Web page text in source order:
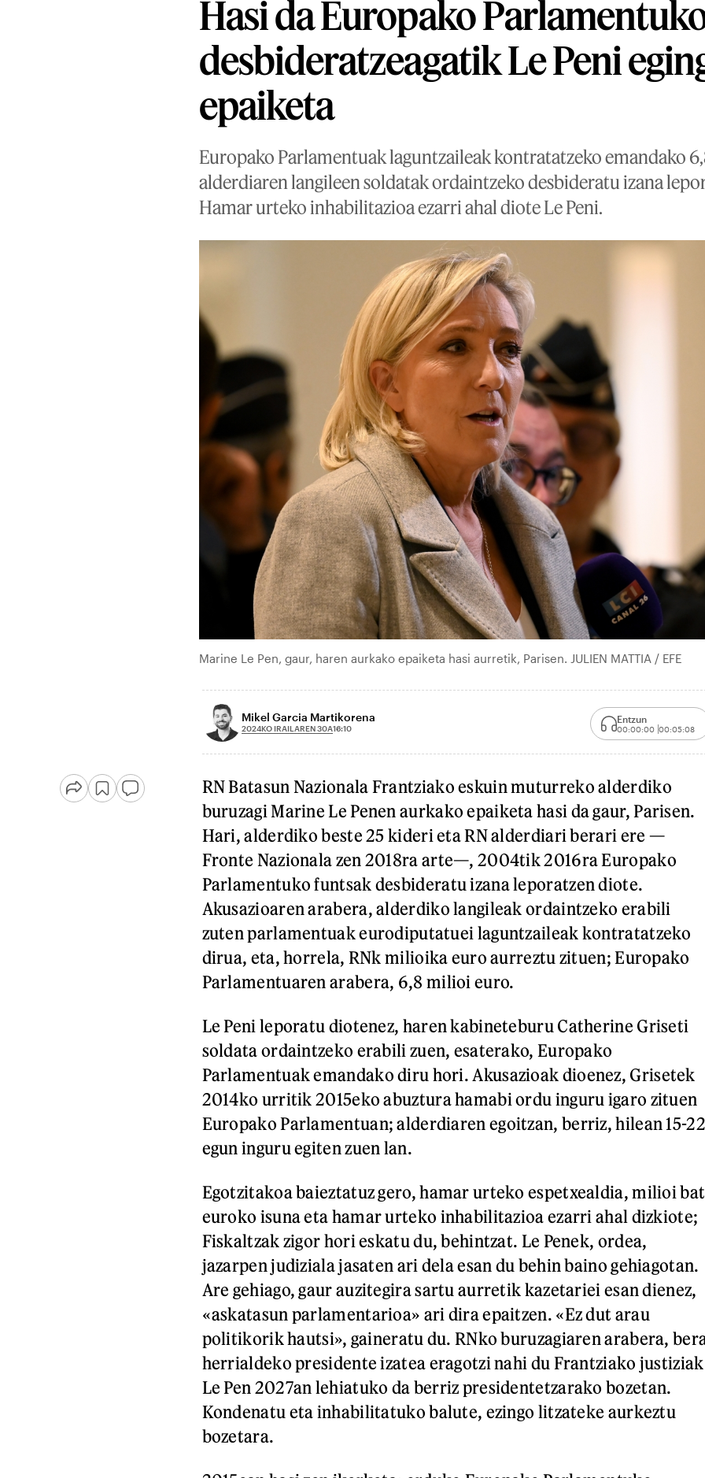
Hasi da Europako
desbideratzeagatik Le Peni
epaiketa
Europako Parlamentuak laguntzaileak kontratatzeko emandako
alderdiaren langileen soldatak ordaintzeko desbideratu izana
Hamar urteko inhabilitazioa ezarri ahal diote Le Peni.
Marine Le Pen, gaur, haren aurkako epaiketa hasi aurretik, Parisen. JULIEN MATTIA / EFE
Mikel Garcia Martikorena
2024KO IRAILAREN 30A16:10
Entzun
00:00:00 00:05:08
RN Batasun Nazionala Frantziako eskuin muturreko alderdiko
buruzagi Marine Le Penen aurkako epaiketa hasi da gaur, Parisen.
Hari, alderdiko beste 25 kideri eta RN alderdiari berari ere —
Fronte Nazionala zen 2018ra arte—, 2004tik 2016ra Europako
Parlamentuko funtsak desbideratu izana leporatzen diote.
Akusazioaren arabera, alderdiko langileak ordaintzeko erabili
zuten parlamentuak eurodiputatuei laguntzaileak kontratatzeko
dirua, eta, horrela, RNk milioika euro aurreztu zituen; Europako
Parlamentuaren arabera, 6,8 milioi euro.
Le Peni leporatu diotenez, haren kabineteburu Catherine Griseti
soldata ordaintzeko erabili zuen, esaterako, Europako
Parlamentuak emandako diru hori. Akusazioak dioenez, Grisetek
2014ko urritik 2015eko abuztura hamabi ordu inguru igaro zituen
Europako Parlamentuan; alderdiaren egoitzan, berriz, hilean 15-22
egun inguru egiten zuen lan.
Egotzitakoa baieztatuz gero, hamar urteko espetxealdia, milioi bat
euroko isuna eta hamar urteko inhabilitazioa ezarri ahal dizkiote;
Fiskaltzak zigor hori eskatu du, behintzat. Le Penek, ordea,
jazarpen judiziala jasaten ari dela esan du behin baino gehiagotan.
Are gehiago, gaur auzitegira sartu aurretik kazetariei esan dienez,
«askatasun parlamentarioa» ari dira epaitzen. «Ez dut arau
politikorik hautsi», gaineratu du. RNko buruzagiaren arabera,
herrialdeko presidente izatea eragotzi nahi du Frantziako
Le Pen 2027an lehiatuko da berriz presidentetzarako bozetan.
Kondenatu eta inhabilitatuko balute, ezingo litzateke aurkeztu
bozetara.